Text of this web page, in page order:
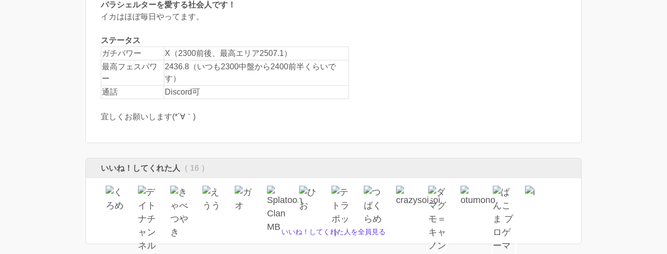
パラシェルターを愛する社会人です！
イカはほぼ毎日やってます。
ステータス
ガチパワー
X（2300前後、最高エリア2507.1）
最高フェスパワ
ー
2436.8（いつも2300中盤から2400前半くらいで
す）
通話
Discord可
宜しくお願いします(*´∀｀)
いいね！してくれた人 （ 16 ）
いいね！してくれた人を全員見る